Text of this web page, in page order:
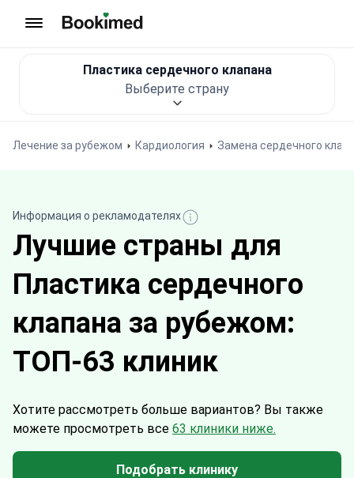
Лечение за рубежом Кардиология Замена сердечного
Пластика сердечного клапана
Выберите страну
Информация о рекламодателях
Лучшие страны для
Пластика сердечного
клапана за рубежом:
ТОП-63 клиник
Хотите рассмотреть больше вариантов? Вы также
можете просмотреть все 63 клиники ниже.
Подобрать клинику